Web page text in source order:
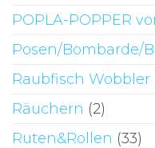
POPLA-POPPER
Posen/Bombarde/
Raubfisch Wobbler
Räuchern (2)
Ruten&Rollen (33)